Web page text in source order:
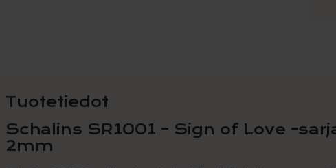
Tuotetiedot
Schalins SR1001 – Sign of Love -
2mm